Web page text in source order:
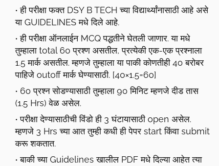
ही परीक्षा फक्त DSY B TECH च्या विद्यार्थ्यांनासाठी आहे असे
या GUIDELINES मधे दिले आहे.
ही परीक्षा ऑनलाईन MCQ पद्धतीने घेतली जाणार. या मधे
तुम्हाला total 60 प्रश्ण असतील, प्रत्येकी एक-एक प्रश्नाला
1.5 मार्क असतील. म्हणजे तुम्हाला या पाकी कोणतीही 40 बरोबर
पाहिजे outoff मार्क घेण्यासाठी. [40×1.5=60]
60 प्रश्‍न सोडण्यासाठी तुम्हाला 90 मिनिट म्हणजे दीड तास
(1.5 Hrs) वेळ असेल.
परीक्षा देण्यासाठीची विंडो ही 3 घंटायासाठी open असेल.
म्हणजे 3 Hrs च्या आत तुम्ही कधी ही पेपर start किंवा submit
करू शकतात.
बाकी च्या Guidelines खालील PDF मधे दिल्या आहेत त्या